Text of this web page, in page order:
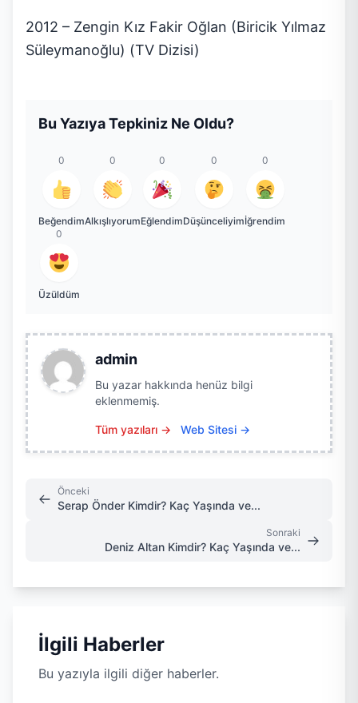
2012 – Zengin Kız Fakir Oğlan (Biricik Yılmaz
Süleymanoğlu) (TV Dizisi)
Bu Yazıya Tepkiniz Ne Oldu?
0
Beğendim
0
Alkışlıyorum
0
Eğlendim
0
Düşünceliyim
0
İğrendim
0
Üzüldüm
admin
Bu yazar hakkında henüz bilgi
eklenmemiş.
Tüm yazıları → Web Sitesi →
Önceki
Serap Önder Kimdir? Kaç Yaşında ve...
Sonraki
Deniz Altan Kimdir? Kaç Yaşında ve...
İlgili Haberler
Bu yazıyla ilgili diğer haberler.